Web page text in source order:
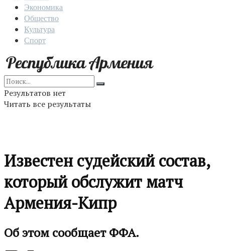
Экономика
Общество
Культура
Спорт
Результатов нет
Читать все результаты
Известен судейский состав,
который обслужит матч
Армения-Кипр
Об этом сообщает ФФА.